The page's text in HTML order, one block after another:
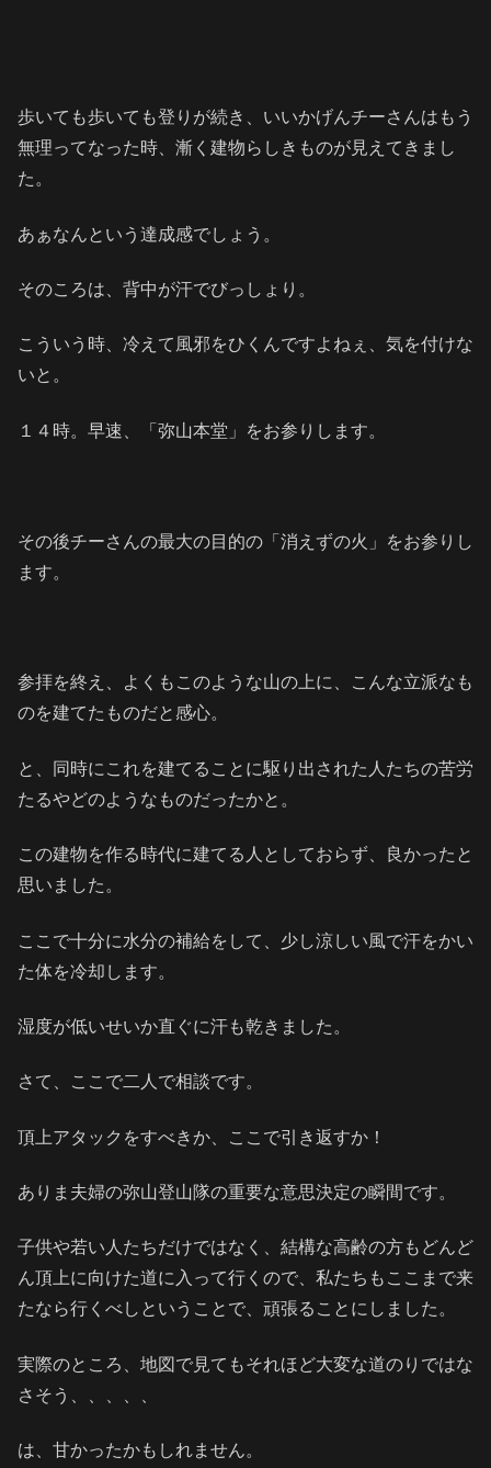
歩いても歩いても登りが続き、いいかげんチーさんはもう
無理ってなった時、漸く建物らしきものが見えてきまし
た。
あぁなんという達成感でしょう。
そのころは、背中が汗でびっしょり。
こういう時、冷えて風邪をひくんですよねぇ、気を付けな
いと。
１４時。早速、「弥山本堂」をお参りします。
その後チーさんの最大の目的の「消えずの火」をお参りし
ます。
参拝を終え、よくもこのような山の上に、こんな立派なも
のを建てたものだと感心。
と、同時にこれを建てることに駆り出された人たちの苦労
たるやどのようなものだったかと。
この建物を作る時代に建てる人としておらず、良かったと
思いました。
ここで十分に水分の補給をして、少し涼しい風で汗をかい
た体を冷却します。
湿度が低いせいか直ぐに汗も乾きました。
さて、ここで二人で相談です。
頂上アタックをすべきか、ここで引き返すか！
ありま夫婦の弥山登山隊の重要な意思決定の瞬間です。
子供や若い人たちだけではなく、結構な高齢の方もどんど
ん頂上に向けた道に入って行くので、私たちもここまで来
たなら行くべしということで、頑張ることにしました。
実際のところ、地図で見てもそれほど大変な道のりではな
さそう、、、、、
は、甘かったかもしれません。